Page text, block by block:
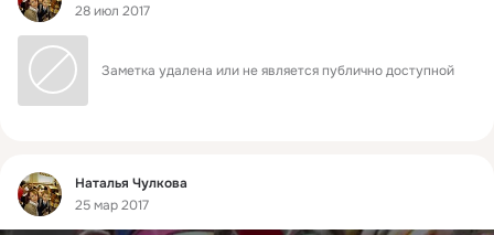
28 июл 2017
Заметка удалена или не является публично доступной
Фид
Наталья Чулкова
25 мар 2017